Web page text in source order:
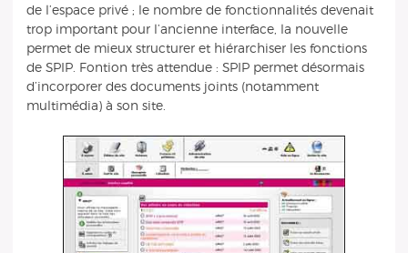
de l’espace privé ; le nombre de fonctionnalités devenait
trop important pour l’ancienne interface, la nouvelle
permet de mieux structurer et hiérarchiser les fonctions
de SPIP. Fontion très attendue : SPIP permet désormais
d’incorporer des documents joints (notamment
multimédia) à son site.